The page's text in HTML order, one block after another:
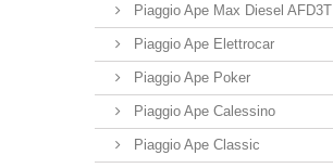
Piaggio Ape Max Diesel AFD3T
Piaggio Ape Elettrocar
Piaggio Ape Poker
Piaggio Ape Calessino
Piaggio Ape Classic